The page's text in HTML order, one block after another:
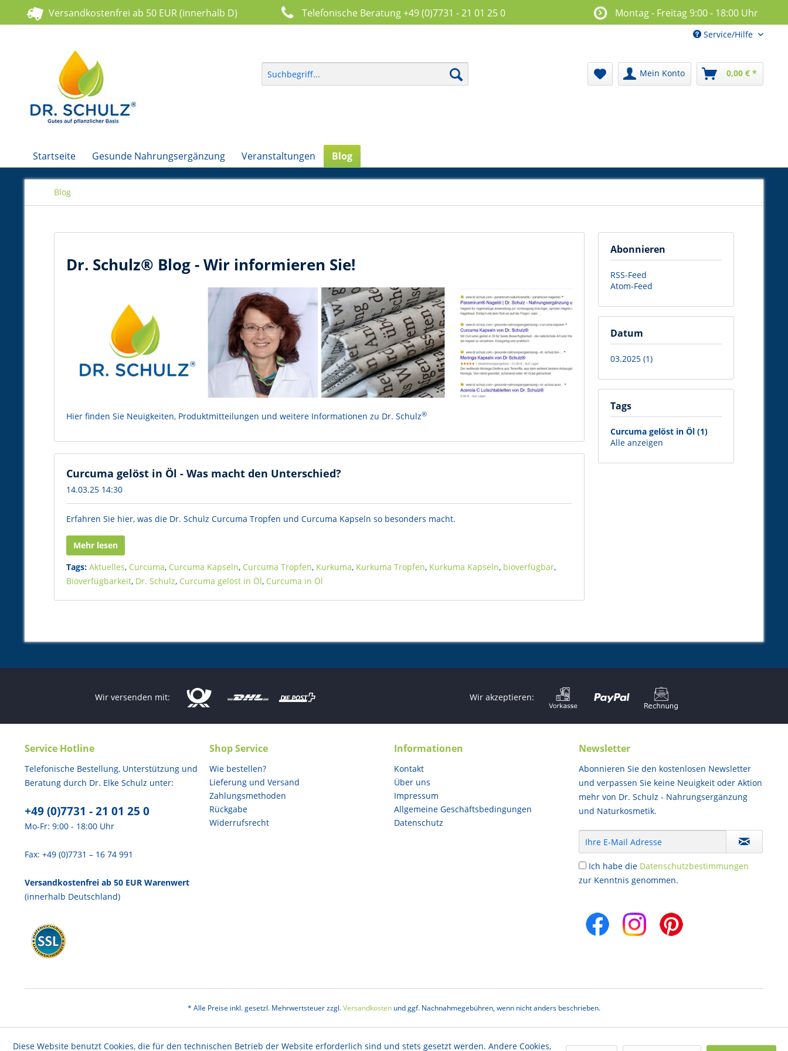
Versandkostenfrei ab 50 EUR (innerhalb D) Telefonische Beratung +49 (0)7731 - 21 01 25 0 Montag - Freitag 9:00 - 18:00 Uhr
Service/Hilfe
Mein Konto 0,00 € *
Startseite Gesunde Nahrungsergänzung Veranstaltungen Blog
Blog
Abonnieren
RSS-Feed
Atom-Feed
Datum
03.2025 (1)
Tags
Curcuma gelöst in Öl (1)
Alle anzeigen
Dr. Schulz® Blog - Wir informieren Sie!
Hier finden Sie Neuigkeiten, Produktmitteilungen und weitere Informationen zu Dr. Schulz®
Curcuma gelöst in Öl - Was macht den Unterschied?
14.03.25 14:30
Erfahren Sie hier, was die Dr. Schulz Curcuma Tropfen und Curcuma Kapseln so besonders macht.
Mehr lesen
Tags: Aktuelles, Curcuma, Curcuma Kapseln, Curcuma Tropfen, Kurkuma, Kurkuma Tropfen, Kurkuma Kapseln, bioverfügbar,
Bioverfügbarkeit, Dr. Schulz, Curcuma gelöst in Öl, Curcuma in Öl
Wir versenden mit: Wir akzeptieren:
Service Hotline
Telefonische Bestellung, Unterstützung und
Beratung durch Dr. Elke Schulz unter:
+49 (0)7731 - 21 01 25 0
Mo-Fr: 9:00 - 18:00 Uhr
Fax: +49 (0)7731 – 16 74 991
Versandkostenfrei ab 50 EUR Warenwert
(innerhalb Deutschland)
Shop Service
Wie bestellen?
Lieferung und Versand
Zahlungsmethoden
Rückgabe
Widerrufsrecht
Informationen
Kontakt
Über uns
Impressum
Allgemeine Geschäftsbedingungen
Datenschutz
Newsletter
Abonnieren Sie den kostenlosen Newsletter
und verpassen Sie keine Neuigkeit oder Aktion
mehr von Dr. Schulz - Nahrungsergänzung
und Naturkosmetik.
Ich habe die Datenschutzbestimmungen
zur Kenntnis genommen.
* Alle Preise inkl. gesetzl. Mehrwertsteuer zzgl.Versandkosten und ggf. Nachnahmegebühren, wenn nicht anders beschrieben.
Diese Website benutzt Cookies, die für den technischen Betrieb der Website erforderlich sind und stets gesetzt werden. Andere Cookies,